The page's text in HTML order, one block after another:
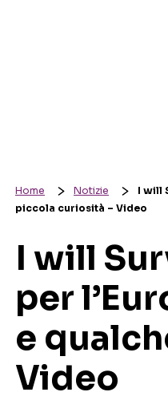
Home Notizie
I will
piccola curiosità – Video
I will
per
e
Video